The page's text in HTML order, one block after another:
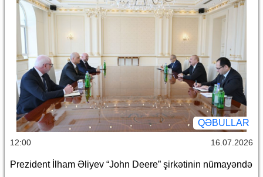
QƏBULLAR
12:00 16.07.2026
Prezident İlham Əliyev “John Deere” şirkətinin nümayəndə